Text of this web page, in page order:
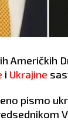
Američkih
i Ukrajine
pismo